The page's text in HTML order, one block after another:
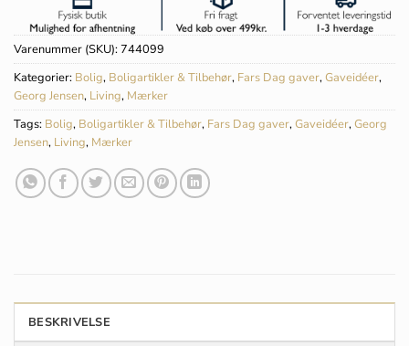
Varenummer (SKU):744099
Kategorier: Bolig, Boligartikler & Tilbehør, Fars Dag gaver,Gaveidéer,
Georg Jensen, Living, Mærker
Tags: Bolig, Boligartikler & Tilbehør, Fars Dag gaver,Gaveidéer,Georg
Jensen, Living, Mærker
BESKRIVELSE